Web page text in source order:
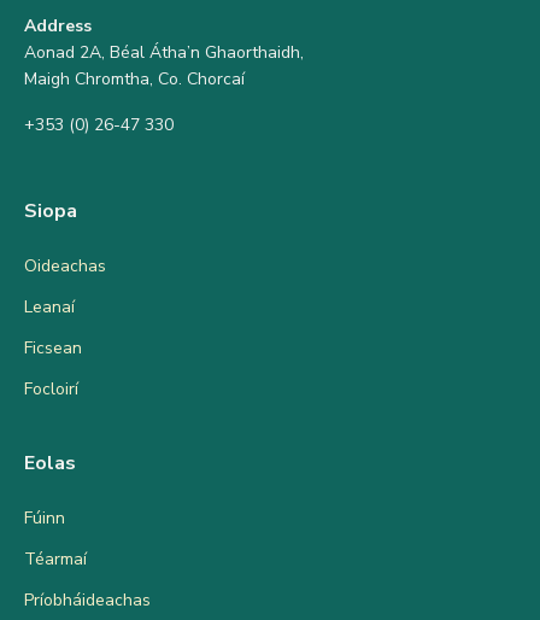
Address
Aonad 2A, Béal Átha’n Ghaorthaidh,
Maigh Chromtha, Co. Chorcaí
+353 (0) 26-47 330
Siopa
Oideachas
Leanaí
Ficsean
Focloirí
Eolas
Fúinn
Téarmaí
Príobháideachas